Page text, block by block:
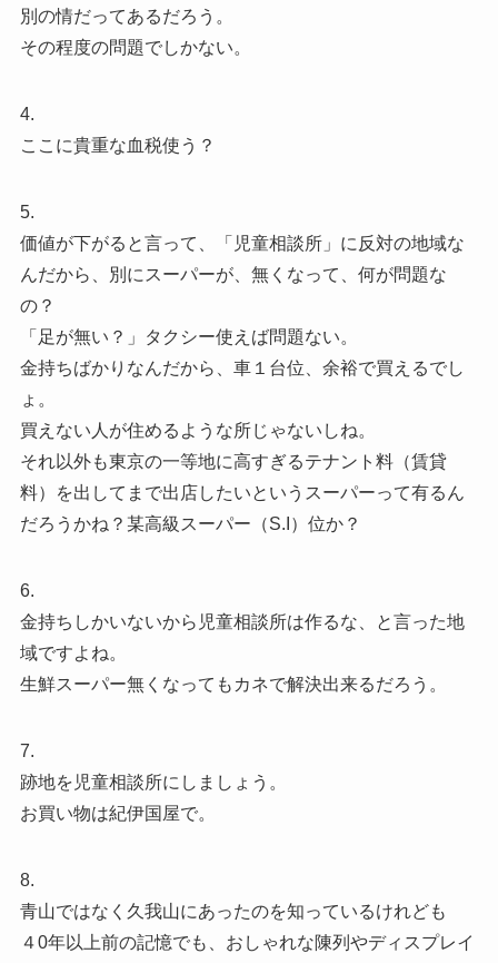
別の情だってあるだろう。
その程度の問題でしかない。
4.
ここに貴重な血税使う？
5.
価値が下がると言って、「児童相談所」に反対の地域な
んだから、別にスーパーが、無くなって、何が問題な
の？
「足が無い？」タクシー使えば問題ない。
金持ちばかりなんだから、車１台位、余裕で買えるでし
ょ。
買えない人が住めるような所じゃないしね。
それ以外も東京の一等地に高すぎるテナント料（賃貸
料）を出してまで出店したいというスーパーって有るん
だろうかね？某高級スーパー（S.I）位か？
6.
金持ちしかいないから児童相談所は作るな、と言った地
域ですよね。
生鮮スーパー無くなってもカネで解決出来るだろう。
7.
跡地を児童相談所にしましょう。
お買い物は紀伊国屋で。
8.
青山ではなく久我山にあったのを知っているけれども
４0年以上前の記憶でも、おしゃれな陳列やディスプレイ